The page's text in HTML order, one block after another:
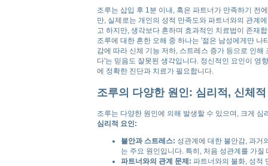
조루는 삽입 후 1분 이내, 혹은 파트너가 만족하기 전
만, 실제로는 개인의 성적 만족도와 파트너와의 관계
고 하지만, 생각보다 흔하며 효과적인 치료법이 존재
조루에 대한 흔한 오해 중 하나는 '젊은 남성에게만
감에 따라 신체 기능 저하, 스트레스 증가 등으로 인
다'는 믿음도 잘못된 생각입니다. 정신적인 요인이 영
에 정확한 진단과 치료가 필요합니다.
조루의 다양한 원인: 심리적, 신체
조루는 다양한 원인에 의해 발생할 수 있으며, 크게
심리적 요인:
불안과 스트레스: 성관계에 대한 불안감, 과거
는 주요 원인입니다. 특히, 처음 성관계를 가
파트너와의 관계 문제: 파트너와의 불화, 성적